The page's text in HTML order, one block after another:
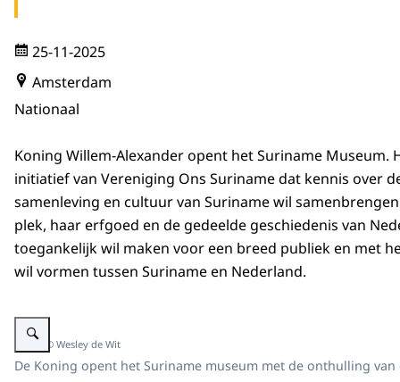
25-11-2025
Amsterdam
Nationaal
Koning Willem-Alexander opent het Suriname Museum.
initiatief van Vereniging Ons Suriname dat kennis over
samenleving en cultuur van Suriname wil
plek, haar erfgoed en de gedeelde geschiedenis van
toegankelijk wil maken voor een breed publiek en met
wil vormen tussen Suriname en Nederland.
Vergroot afbeelding Koning opent Suriname Museum in Amsterdam
Beeld: © Wesley de Wit
De Koning opent het Suriname museum met de onthulling